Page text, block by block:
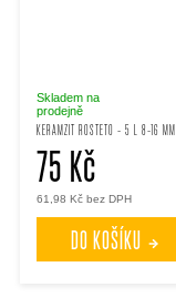
KERAMZIT ROSTETO - 5 L 8-16 MM
Skladem na
prodejně
61,98 Kč bez DPH
75 Kč
DO KOŠÍKU